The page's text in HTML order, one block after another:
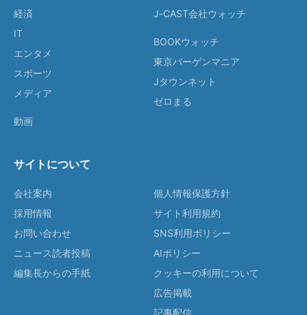
経済
IT
エンタメ
スポーツ
メディア
動画
J-CAST会社ウォッチ
BOOKウォッチ
東京バーゲンマニア
Jタウンネット
ゼロまる
サイトについて
会社案内
採用情報
お問い合わせ
ニュース読者投稿
編集長からの手紙
個人情報保護方針
サイト利用規約
SNS利用ポリシー
AIポリシー
クッキーの利用について
広告掲載
記事配信